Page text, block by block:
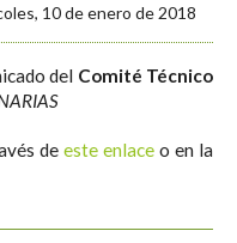
10 de enero de 2018
del Comité Técnico
de este enlace o en la